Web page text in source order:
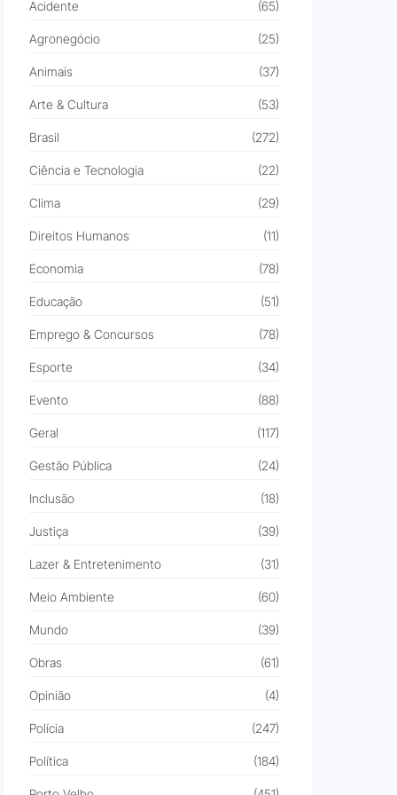
Acidente (65)
Agronegócio (25)
Animais (37)
Arte & Cultura (53)
Brasil (272)
Ciência e Tecnologia (22)
Clima (29)
Direitos Humanos (11)
Economia (78)
Educação (51)
Emprego & Concursos (78)
Esporte (34)
Evento (88)
Geral (117)
Gestão Pública (24)
Inclusão (18)
Justiça (39)
Lazer & Entretenimento (31)
Meio Ambiente (60)
Mundo (39)
Obras (61)
Opinião (4)
Polícia (247)
Política (184)